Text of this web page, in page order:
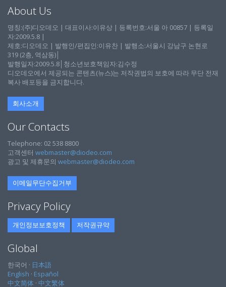
About Us
명칭:(주)디오데오 | 대표이사:이유상 | 등록번호:서울 아 00857 | 등록일
자:2009.5.8 |
제호:디오데오 | 발행인/편집인:이유찬 | 발행소:서울시 강남구 논현로
319 (2층, 역삼동)│
발행일자:2009.5.8│청소년보호책임자:김수정
디오데오에서 제공되는 콘텐츠(뉴스)는 저작권법의 보호에 따라 무단 전재
복사 배포등을 금지합니다.
회사소개
Our Contacts
Telephone: 02 538 8800
고객센터 webmaster@diodeo.com
광고 및 제휴문의 webmaster@diodeo.com
이메일무단수집거부
Privacy Policy
개인정보보호정책 저작권규약
Global
한국어 · 日本語
English · Español
中文简体 · 中文繁体